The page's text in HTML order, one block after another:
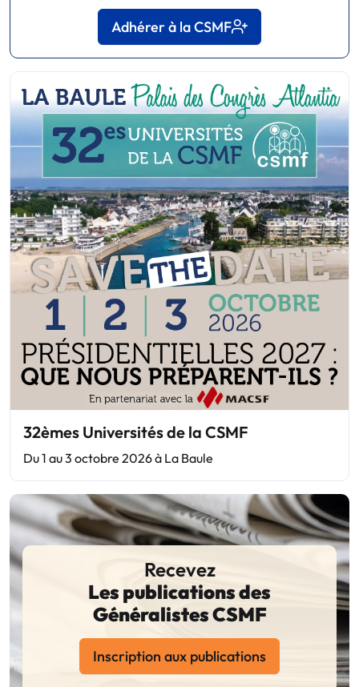
Adhérer à la CSMF
32èmes Universités de la CSMF
Du 1 au 3 octobre 2026 à La Baule
Recevez
Les publications des
Généralistes CSMF
Inscription aux publications